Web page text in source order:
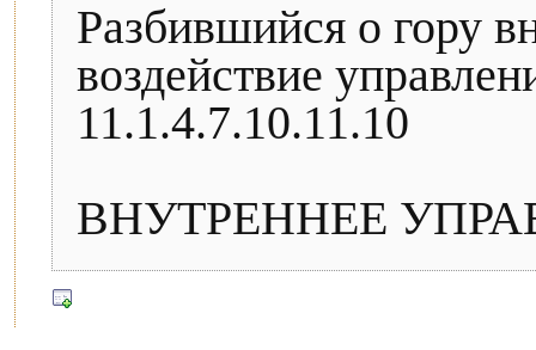
Разбившийся о гору
воздействие
11.1.4.7.10.11.10
ВНУТРЕННЕЕ